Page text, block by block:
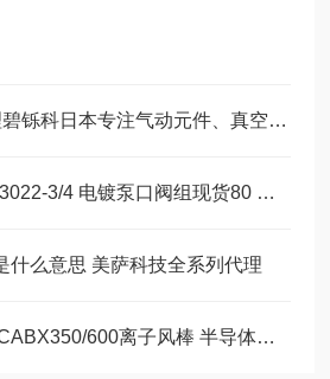
日本pisco-美萨代理碧铄科日本专注气动元件、真空发生系统简介
PISCO匹士克 KIZI-3022-3/4 电镀泵口阀组现货80 美萨全系列代理
什么意思 美萨科技全系列代理
日本SSD西西蒂株 CABX350/600离子风棒 半导体离子发生器